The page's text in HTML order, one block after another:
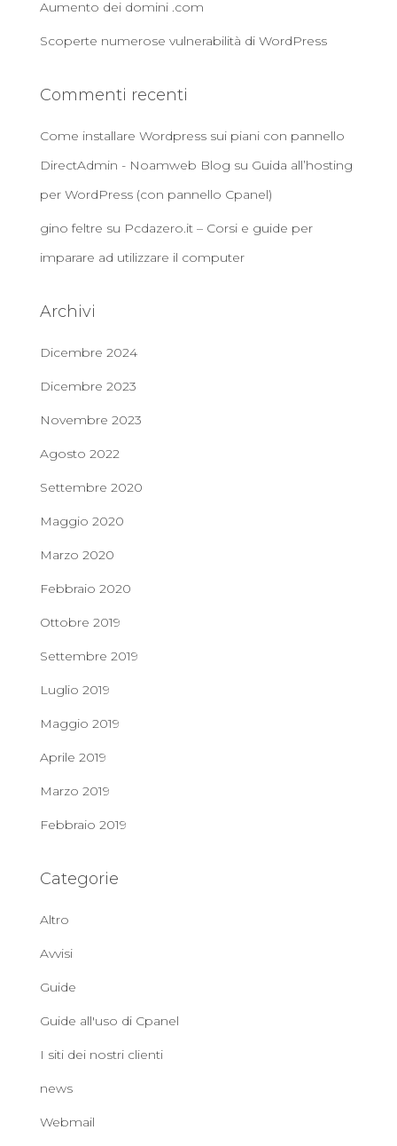
Aumento dei domini .com
Scoperte numerose vulnerabilità di WordPress
Commenti recenti
Come installare Wordpress sui piani con pannello
DirectAdmin - Noamweb Blog su Guida all’hosting
per WordPress (con pannello Cpanel)
gino feltre su Pcdazero.it – Corsi e guide per
imparare ad utilizzare il computer
Archivi
Dicembre 2024
Dicembre 2023
Novembre 2023
Agosto 2022
Settembre 2020
Maggio 2020
Marzo 2020
Febbraio 2020
Ottobre 2019
Settembre 2019
Luglio 2019
Maggio 2019
Aprile 2019
Marzo 2019
Febbraio 2019
Categorie
Altro
Avvisi
Guide
Guide all'uso di Cpanel
I siti dei nostri clienti
news
Webmail